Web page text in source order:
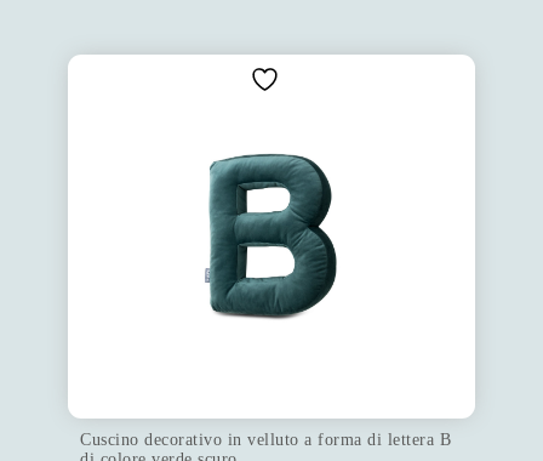
Cuscino decorativo in velluto a forma di lettera B